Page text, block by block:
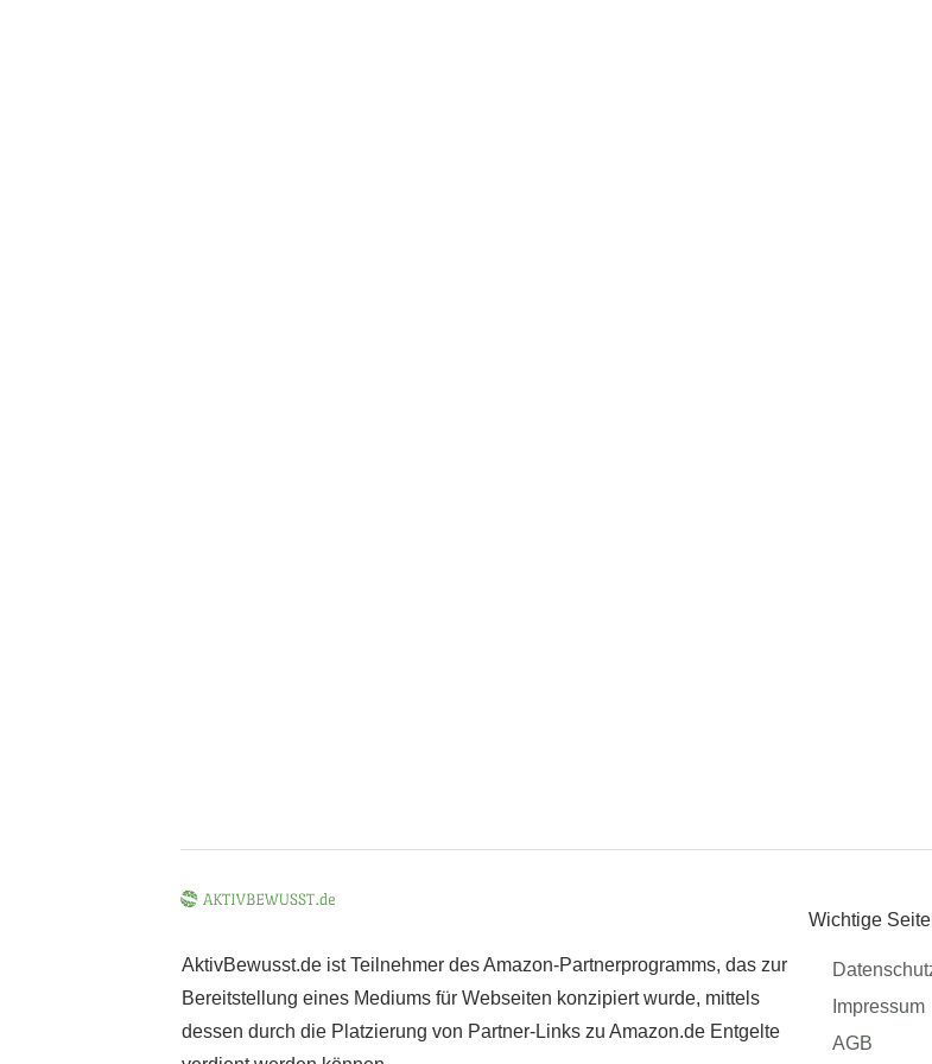
AktivBewusst.de ist Teilnehmer des Amazon-Partnerprogramms, das zur
Bereitstellung eines Mediums für Webseiten konzipiert wurde, mittels
dessen durch die Platzierung von Partner-Links zu Amazon.de Entgelte
Wichtige
Impressum
AGB